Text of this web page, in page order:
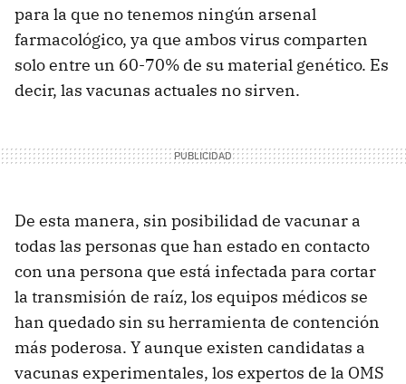
para la que no tenemos ningún arsenal
farmacológico, ya que ambos virus comparten
solo entre un 60-70% de su material genético. Es
decir, las vacunas actuales no sirven.
De esta manera, sin posibilidad de vacunar a
todas las personas que han estado en contacto
con una persona que está infectada para cortar
la transmisión de raíz, los equipos médicos se
han quedado sin su herramienta de contención
más poderosa. Y aunque existen candidatas a
vacunas experimentales, los expertos de la OMS